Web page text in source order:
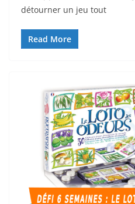
détourner un jeu tout
Read More